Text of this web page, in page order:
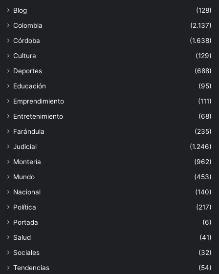
Blog
(128)
Colombia
(2.137)
Córdoba
(1.638)
Cultura
(129)
Deportes
(688)
Educación
(95)
Emprendimiento
(111)
Entretenimiento
(68)
Farándula
(235)
Judicial
(1.246)
Montería
(962)
Mundo
(453)
Nacional
(140)
Política
(217)
Portada
(6)
Salud
(41)
Sociales
(32)
Tendencias
(54)